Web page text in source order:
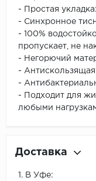
- Простая
- Синхронное
- 100%
пропускает, не
- Негорючий
-
-
- Подходит для
любыми
Доставка
1. В Уфе: